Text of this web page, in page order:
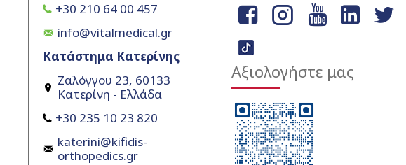
+30 210 64 00 457
info@vitalmedical.gr
Κατάστημα Κατερίνης
Ζαλόγγου 23, 60133
Κατερίνη - Ελλάδα
+30 235 10 23 820
katerini@kifidis-
orthopedics.gr
Αξιολογήστε μας